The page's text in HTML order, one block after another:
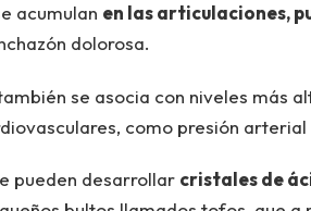
acumulan en las articulaciones,
dolorosa.
se asocia con niveles más
como presión
pueden desarrollar cristales de